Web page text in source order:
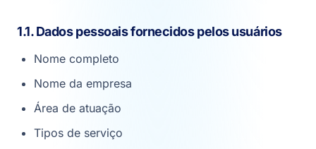
1.1. Dados pessoais fornecidos pelos usuários
Nome completo
Nome da empresa
Área de atuação
Tipos de serviço